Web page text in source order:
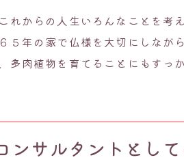
れからの人生いろんなことを
５年の家で仏様を大切にしな
多肉植物を育てることにもすっ
ンサルタントとし